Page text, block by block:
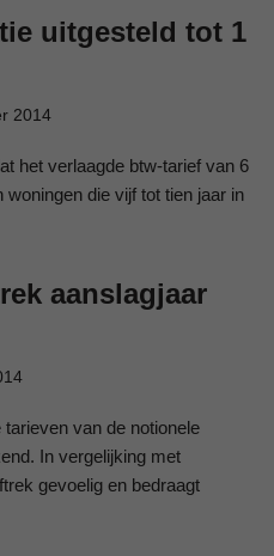
uitgesteld tot 1
2014
het verlaagde btw-tarief van 6
die vijf tot tien jaar in
aanslagjaar
van de notionele
In vergelijking met
gevoelig en bedraagt